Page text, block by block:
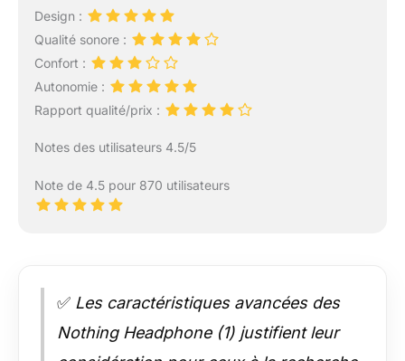
Design :
Qualité sonore :
Confort :
Autonomie :
Rapport qualité/prix :
Notes des utilisateurs 4.5/5
Note de 4.5 pour 870 utilisateurs
✅ Les caractéristiques avancées des
Nothing Headphone (1) justifient leur